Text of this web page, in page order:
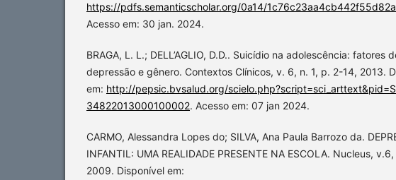
https://pdfs.semanticscholar.org/0a14/
Acesso em: 30 jan. 2024.
BRAGA, L. L.; DELL’AGLIO, D.D.. Suicídio na adolescência: fatores
depressão e gênero. Contextos Clínicos, v. 6, n. 1, p. 2-14, 2013.
em: http://pepsic.bvsalud.org/
34822013000100002. Acesso em: 07 jan 2024.
CARMO, Alessandra Lopes do; SILVA, Ana Paula Barrozo da.
INFANTIL: UMA REALIDADE PRESENTE NA ESCOLA. Nucleus,
2009. Disponível em: